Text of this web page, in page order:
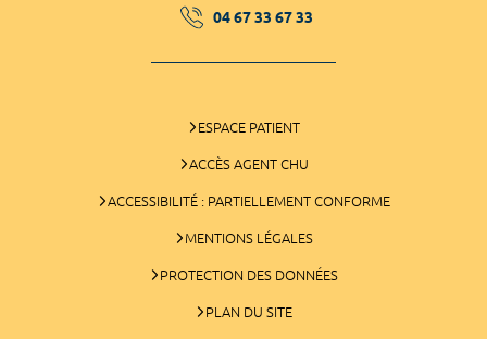
04 67 33 67 33
ESPACE PATIENT
ACCÈS AGENT CHU
ACCESSIBILITÉ : PARTIELLEMENT CONFORME
MENTIONS LÉGALES
PROTECTION DES DONNÉES
PLAN DU SITE